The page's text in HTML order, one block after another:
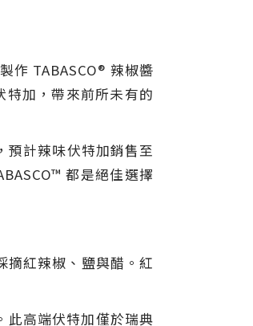
作 TABASCO® 辣椒醬
加，帶來前所未有的
預計辣味伏特加銷售至
都是絕佳選擇
摘紅辣椒、鹽與醋。紅
高端伏特加僅於瑞典